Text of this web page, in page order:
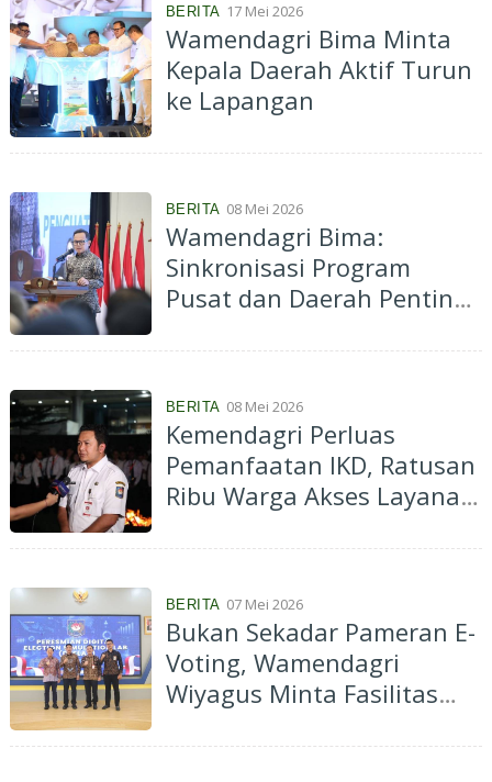
BERITA 17 Mei 2026
Wamendagri Bima Minta
Kepala Daerah Aktif Turun
ke Lapangan
BERITA 08 Mei 2026
Wamendagri Bima:
Sinkronisasi Program
Pusat dan Daerah Penting
BERITA 08 Mei 2026
Kemendagri Perluas
Pemanfaatan IKD, Ratusan
Ribu Warga Akses Layanan
BERITA 07 Mei 2026
Bukan Sekadar Pameran E-
Voting, Wamendagri
Wiyagus Minta Fasilitas
Kebijakan